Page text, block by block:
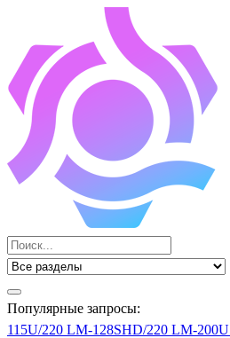
Популярные запросы:
115U/220 LM-128SHD/220 LM-200U